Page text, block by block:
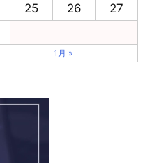
25 26
27
1月 »